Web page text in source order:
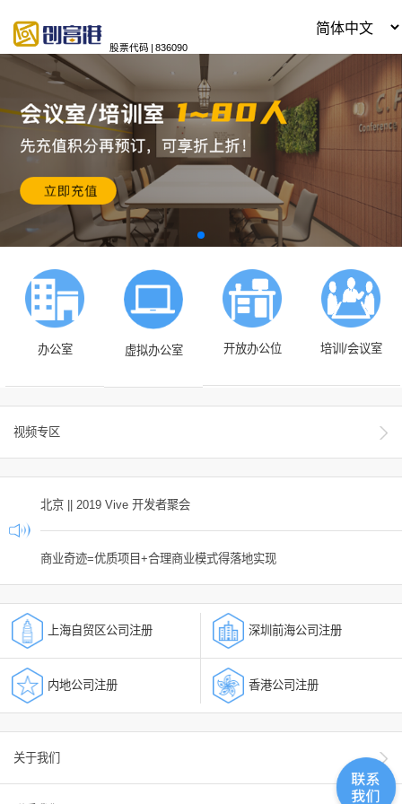
股票代码 | 836090
办公室 虚拟办公室 开放办公位 培训/会议室
视频专区
北京 || 2019 Vive 开发者聚会
商业奇迹=优质项目+合理商业模式得落地实现
上海自贸区公司注册 深圳前海公司注册
内地公司注册 香港公司注册
关于我们